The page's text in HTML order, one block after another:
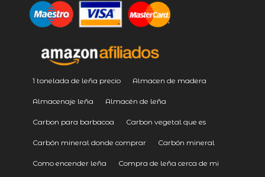
1 tonelada de leña precio Almacen de madera
Almacenaje leña Almacén de leña
Carbon para barbacoa Carbon vegetal que es
Carbón mineral donde comprar Carbón mineral
Como encender leña Compra de leña cerca de mi